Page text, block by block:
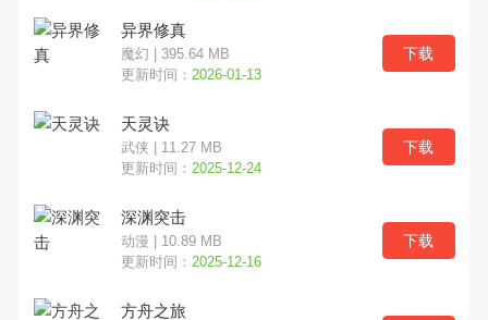
异界修真
魔幻 | 395.64 MB
更新时间： 2026-01-13
下载
天灵诀
武侠 | 11.27 MB
更新时间： 2025-12-24
下载
深渊突击
动漫 | 10.89 MB
更新时间： 2025-12-16
下载
方舟之旅